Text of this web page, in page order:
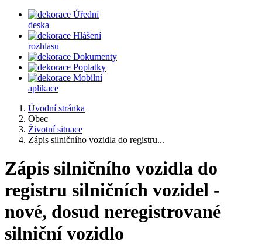
Úřední
deska
Hlášení
rozhlasu
Dokumenty
Poplatky
Mobilní
aplikace
Úvodní stránka
Obec
Životní situace
Zápis silničního vozidla do registru...
Zápis silničního vozidla do
registru silničních vozidel -
nové, dosud neregistrované
silniční vozidlo